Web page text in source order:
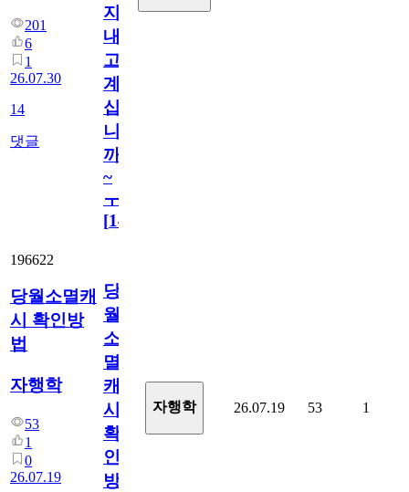
201
6
1
26.07.30
14
댓글
지
내
고
계
십
니
까
~
ㅜ
[14
196622
당월소멸캐
시 확인방
법
자행학
53
1
0
26.07.19
당
월
소
멸
캐
시
확
인
방
자행학 26.07.19 53 1